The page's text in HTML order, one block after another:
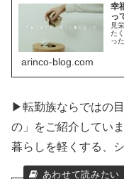
幸
っ
見
た
っ
arinco-blog.com
▶転勤族ならではの
の」をご紹介してい
暮らしを軽くする、